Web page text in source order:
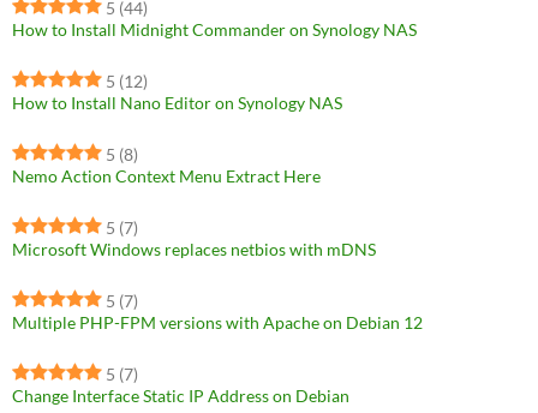
5 (44)
How to Install Midnight Commander on Synology NAS
5 (12)
How to Install Nano Editor on Synology NAS
5 (8)
Nemo Action Context Menu Extract Here
5 (7)
Microsoft Windows replaces netbios with mDNS
5 (7)
Multiple PHP-FPM versions with Apache on Debian 12
5 (7)
Change Interface Static IP Address on Debian